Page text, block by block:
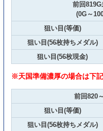
前回
(0G～
狙い目(等価)
狙い目(56枚持ちメダル)
狙い目(56枚現金)
※天国準備濃厚の場合は下記
前回820
狙い目(等価)
狙い目(56枚持ちメダル)